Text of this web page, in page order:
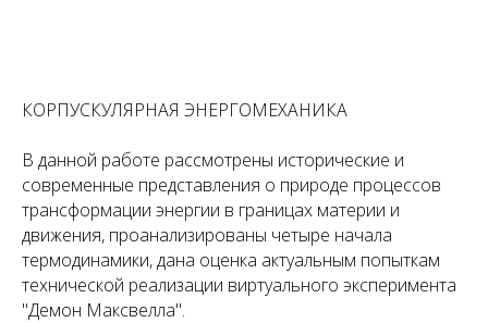
КОРПУСКУЛЯРНАЯ ЭНЕРГОМЕХАНИКА
В данной работе рассмотрены исторические и
современные представления о природе процессов
трансформации энергии в границах материи и
движения, проанализированы четыре начала
термодинамики, дана оценка актуальным попыткам
технической реализации виртуального эксперимента
"Демон Максвелла".